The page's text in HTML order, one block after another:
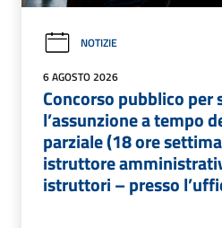
NOTIZIE
6 AGOSTO 2026
Concorso pubblico per
l’assunzione a tempo
parziale (18 ore
istruttore
istruttori – presso